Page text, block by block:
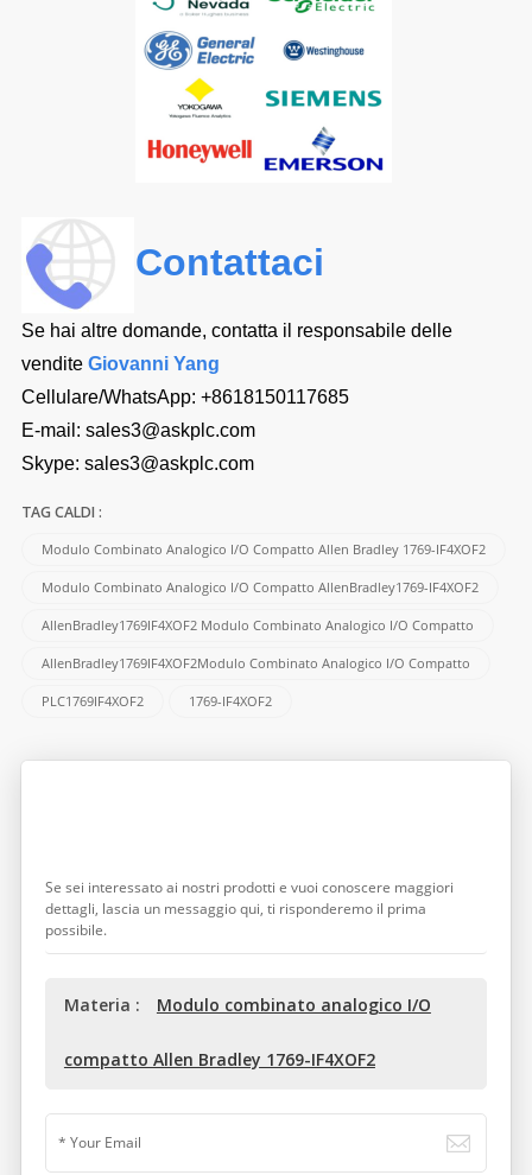
Contattaci
Se hai altre domande, contatta il responsabile delle
vendite Giovanni Yang
Cellulare/WhatsApp: +8618150117685
E-mail: sales3@askplc.com
Skype: sales3@askplc.com
TAG CALDI :
Modulo Combinato Analogico I/O Compatto Allen Bradley 1769-IF4XOF2
Modulo Combinato Analogico I/O Compatto AllenBradley1769-IF4XOF2
AllenBradley1769IF4XOF2 Modulo Combinato Analogico I/O Compatto
AllenBradley1769IF4XOF2Modulo Combinato Analogico I/O Compatto
PLC1769IF4XOF2 1769-IF4XOF2
Se sei interessato ai nostri prodotti e vuoi conoscere maggiori
dettagli, lascia un messaggio qui, ti risponderemo il prima
possibile.
Materia : Modulo combinato analogico I/O
compatto Allen Bradley 1769-IF4XOF2